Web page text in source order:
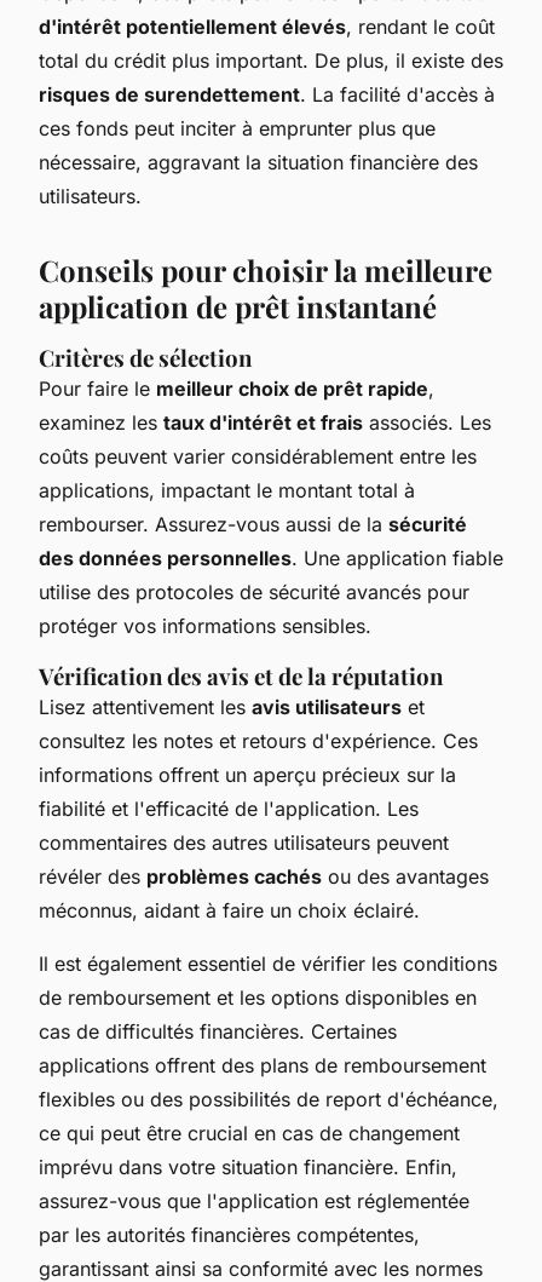
d'intérêt potentiellement élevés, rendant le coût
total du crédit plus important. De plus, il existe des
risques de surendettement. La facilité d'accès à
ces fonds peut inciter à emprunter plus que
nécessaire, aggravant la situation financière des
utilisateurs.
Conseils pour choisir la meilleure
application de prêt instantané
Critères de sélection
Pour faire le meilleur choix de prêt rapide,
examinez les taux d'intérêt et frais associés. Les
coûts peuvent varier considérablement entre les
applications, impactant le montant total à
rembourser. Assurez-vous aussi de la sécurité
des données personnelles. Une application fiable
utilise des protocoles de sécurité avancés pour
protéger vos informations sensibles.
Vérification des avis et de la réputation
Lisez attentivement les avis utilisateurs et
consultez les notes et retours d'expérience. Ces
informations offrent un aperçu précieux sur la
fiabilité et l'efficacité de l'application. Les
commentaires des autres utilisateurs peuvent
révéler des problèmes cachés ou des avantages
méconnus, aidant à faire un choix éclairé.
Il est également essentiel de vérifier les conditions
de remboursement et les options disponibles en
cas de difficultés financières. Certaines
applications offrent des plans de remboursement
flexibles ou des possibilités de report d'échéance,
ce qui peut être crucial en cas de changement
imprévu dans votre situation financière. Enfin,
assurez-vous que l'application est réglementée
par les autorités financières compétentes,
garantissant ainsi sa conformité avec les normes